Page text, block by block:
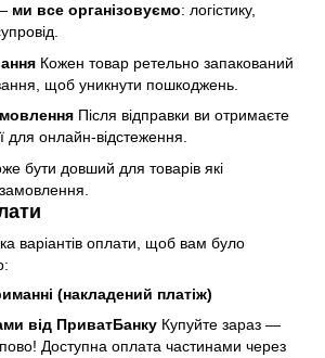
ми все організовуємо: логістику,
Кожен товар ретельно запакований
щоб уникнути пошкоджень.
Після відправки ви отримаєте
для онлайн-відстеження.
бути довший для товарів які
варіантів оплати, щоб вам було
(накладений платіж)
від ПриватБанку Купуйте зараз —
Доступна оплата частинами через